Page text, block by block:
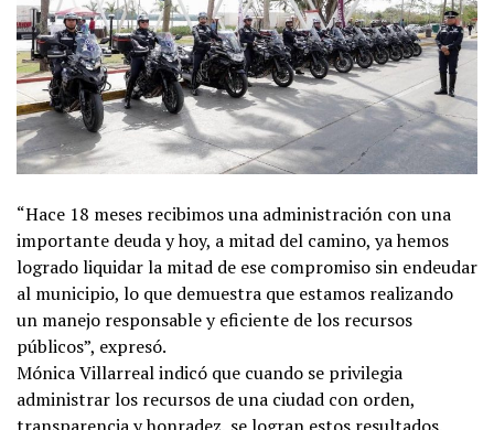
“Hace 18 meses recibimos una administración con una
importante deuda y hoy, a mitad del camino, ya hemos
logrado liquidar la mitad de ese compromiso sin endeudar
al municipio, lo que demuestra que estamos realizando
un manejo responsable y eficiente de los recursos
públicos”, expresó.
Mónica Villarreal indicó que cuando se privilegia
administrar los recursos de una ciudad con orden,